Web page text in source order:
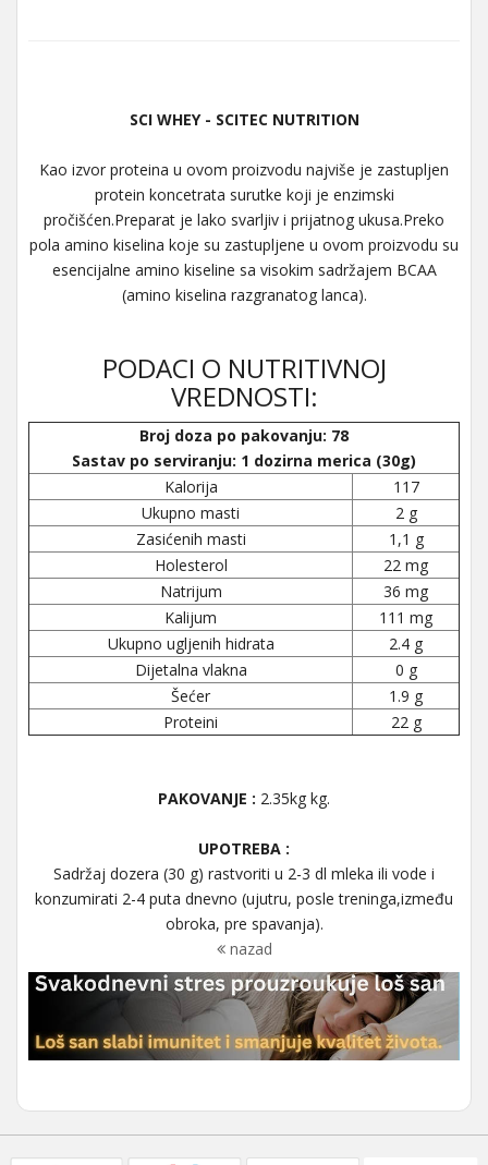
SCI WHEY - SCITEC NUTRITION
Kao izvor proteina u ovom proizvodu najviše je zastupljen
protein koncetrata surutke koji je enzimski
pročišćen.Preparat je lako svarljiv i prijatnog ukusa.Preko
pola amino kiselina koje su zastupljene u ovom proizvodu su
esencijalne amino kiseline sa visokim sadržajem BCAA
(amino kiselina razgranatog lanca).
PODACI O NUTRITIVNOJ
VREDNOSTI:
Broj doza po pakovanju: 78
Sastav po serviranju: 1 dozirna merica (30g)
Kalorija
117
Ukupno masti
2 g
Zasićenih masti
1,1 g
Holesterol
22 mg
Natrijum
36 mg
Kalijum
111 mg
Ukupno ugljenih hidrata
2.4 g
Dijetalna vlakna
0 g
Šećer
1.9 g
Proteini
22 g
PAKOVANJE : 2.35kg kg.
UPOTREBA :
Sadržaj dozera (30 g) rastvoriti u 2-3 dl mleka ili vode i
konzumirati 2-4 puta dnevno (ujutru, posle treninga,između
obroka, pre spavanja).
nazad